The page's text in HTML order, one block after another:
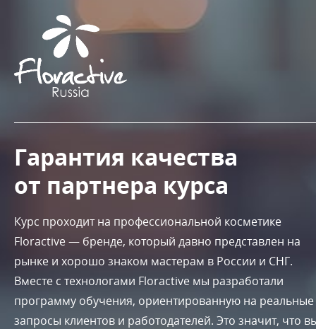
Гарантия качества
от партнера курса
Курс проходит на профессиональной косметике
Floractive — бренде, который давно представлен на
рынке и хорошо знаком мастерам в России и СНГ.
Вместе с технологами Floractive мы разработали
программу обучения, ориентированную на реальные
запросы клиентов и работодателей. Это значит, что